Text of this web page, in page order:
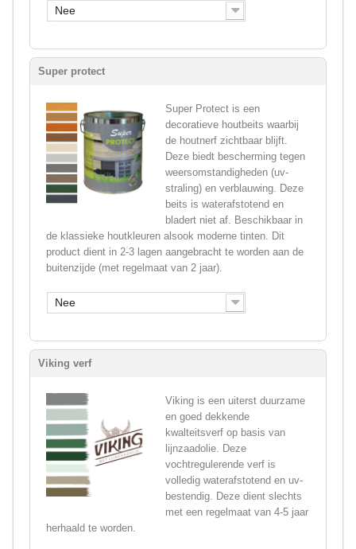
Nee
Super protect
Super Protect is een
decoratieve houtbeits waarbij
de houtnerf zichtbaar blijft.
Deze biedt bescherming tegen
weersomstandigheden (uv-
straling) en verblauwing. Deze
beits is waterafstotend en
bladert niet af. Beschikbaar in
de klassieke houtkleuren alsook moderne tinten. Dit
product dient in 2-3 lagen aangebracht te worden aan de
buitenzijde (met regelmaat van 2 jaar).
Nee
Viking verf
Viking is een uiterst duurzame
en goed dekkende
kwalteitsverf op basis van
lijnzaadolie. Deze
vochtregulerende verf is
volledig waterafstotend en uv-
bestendig. Deze dient slechts
met een regelmaat van 4-5 jaar
herhaald te worden.